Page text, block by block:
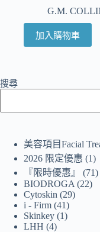
G.M.
加入購物車
搜尋
美容項目Facial
2026 限定優惠
1
『限時優惠』
71
BIODROGA
22
Cytoskin
29
i - Firm 41
Skinkey 1
LHH 4